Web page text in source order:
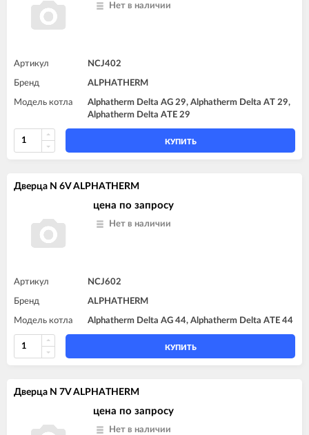
Нет в наличии
Артикул NCJ402
Бренд ALPHATHERM
Модель котла
Alphatherm Delta AG 29, Alphatherm Delta AT 29,
Alphatherm Delta ATE 29
КУПИТЬ
Дверца N 6V ALPHATHERM
цена по запросу
Нет в наличии
Артикул NCJ602
Бренд ALPHATHERM
Модель котла Alphatherm Delta AG 44, Alphatherm Delta ATE 44
КУПИТЬ
Дверца N 7V ALPHATHERM
цена по запросу
Нет в наличии